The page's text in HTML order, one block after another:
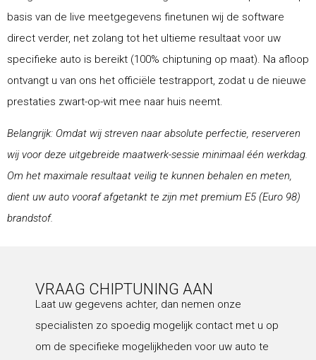
basis van de live meetgegevens finetunen wij de software
direct verder, net zolang tot het ultieme resultaat voor uw
specifieke auto is bereikt (100% chiptuning op maat). Na afloop
ontvangt u van ons het officiële testrapport, zodat u de nieuwe
prestaties zwart-op-wit mee naar huis neemt.
Belangrijk: Omdat wij streven naar absolute perfectie, reserveren
wij voor deze uitgebreide maatwerk-sessie minimaal één werkdag.
Om het maximale resultaat veilig te kunnen behalen en meten,
dient uw auto vooraf afgetankt te zijn met premium E5 (Euro 98)
brandstof.
VRAAG CHIPTUNING AAN
Laat uw gegevens achter, dan nemen onze
specialisten zo spoedig mogelijk contact met u op
om de specifieke mogelijkheden voor uw auto te